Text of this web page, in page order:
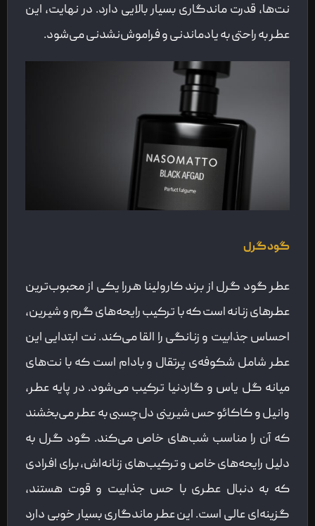
نت‌ها، قدرت ماندگاری بسیار بالایی دارد. در نهایت، این
عطر به راحتی به یادماندنی و فراموش‌نشدنی می‌شود.
گود گرل
عطر گود گرل از برند کارولینا هررا یکی از محبوب‌ترین
عطرهای زنانه است که با ترکیب رایحه‌های گرم و شیرین،
احساس جذابیت و زنانگی را القا می‌کند. نت ابتدایی این
عطر شامل شکوفه‌ی پرتقال و بادام است که با نت‌های
میانه گل یاس و گاردنیا ترکیب می‌شود. در پایه عطر،
وانیل و کاکائو حس شیرینی دل‌چسبی به عطر می‌بخشند
که آن را مناسب شب‌های خاص می‌کند. گود گرل به
دلیل رایحه‌های خاص و ترکیب‌های زنانه‌اش، برای افرادی
که به دنبال عطری با حس جذابیت و قوت هستند،
گزینه‌ای عالی است. این عطر ماندگاری بسیار خوبی دارد